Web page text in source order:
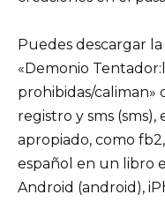
Puedes descargar
«Demonio
prohibidas/caliman»
registro y sms
apropiado, como
español en un libro
Android (android),